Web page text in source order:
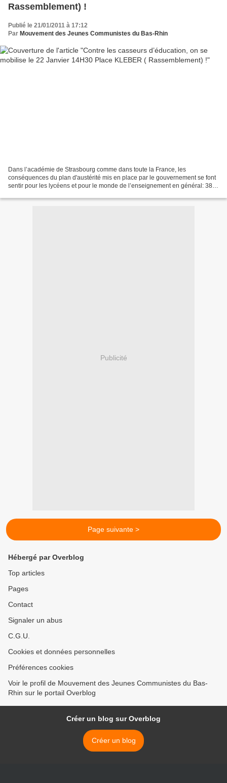
Rassemblement) !
Publié le 21/01/2011 à 17:12
Par Mouvement des Jeunes Communistes du Bas-Rhin
Dans l’académie de Strasbourg comme dans toute la France, les
conséquences du plan d'austérité mis en place par le gouvernement se font
sentir pour les lycéens et pour le monde de l’enseignement en général: 382
Publicité
Page suivante >
Hébergé par Overblog
Top articles
Pages
Contact
Signaler un abus
C.G.U.
Cookies et données personnelles
Préférences cookies
Voir le profil de Mouvement des Jeunes Communistes du Bas-
Rhin sur le portail Overblog
Créer un blog sur Overblog
Créer un blog